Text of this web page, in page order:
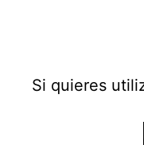
Si quieres